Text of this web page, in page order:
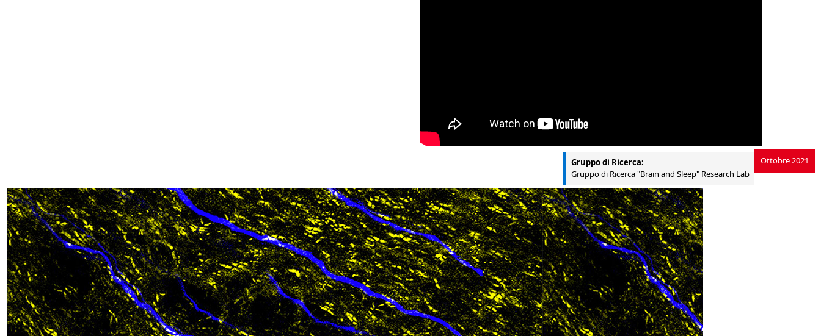
Ottobre 2021
Gruppo di Ricerca:
Gruppo di Ricerca "Brain and Sleep" Research Lab
bellesi_evidenza.jpg